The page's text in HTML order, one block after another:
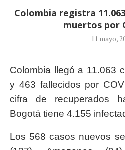
Colombia registra
muertos por
11 mayo,
Colombia llegó a 11.063
y 463 fallecidos por
cifra de recuperados
Bogotá tiene 4.155
Los 568 casos nuevos